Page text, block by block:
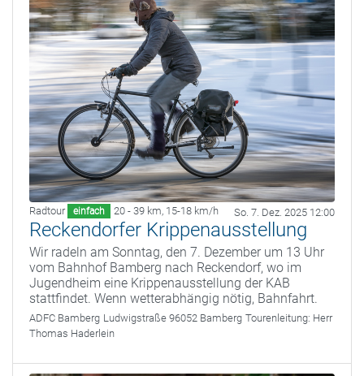
Radtour einfach 20 - 39 km, 15-18 km/h So. 7. Dez. 2025 12:00
Reckendorfer Krippenausstellung
Wir radeln am Sonntag, den 7. Dezember um 13 Uhr
vom Bahnhof Bamberg nach Reckendorf, wo im
Jugendheim eine Krippenausstellung der KAB
stattfindet. Wenn wetterabhängig nötig, Bahnfahrt.
ADFC Bamberg Ludwigstraße 96052 Bamberg Tourenleitung: Herr
Thomas Haderlein